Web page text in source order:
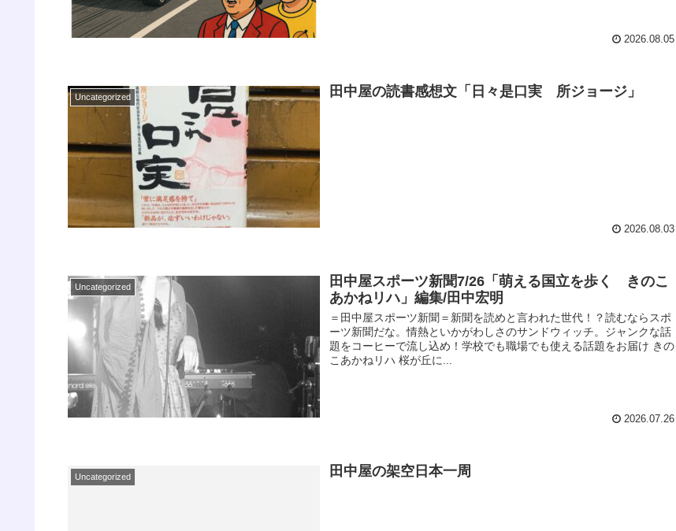
2026.08.05
Uncategorized 田中屋の読書感想文「日々是口実 所ジョージ」
2026.08.03
Uncategorized
田中屋スポーツ新聞7/26「萌える国立を歩く きのこ
あかねリハ」編集/田中宏明
＝田中屋スポーツ新聞＝新聞を読めと言われた世代！？読むならスポ
ーツ新聞だな。情熱といかがわしさのサンドウィッチ。ジャンクな話
題をコーヒーで流し込め！学校でも職場でも使える話題をお届け きの
こあかねリハ 桜が丘に...
2026.07.26
Uncategorized 田中屋の架空日本一周